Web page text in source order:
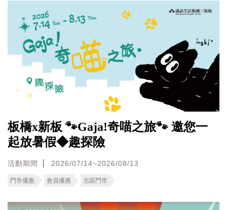
板橋x新板 🐾Gaja!奇喵之旅🐾 邀您一
起放暑假◆趣探險
活動期間 2026/07/14~2026/08/13
門市優惠 會員優惠 北區門市